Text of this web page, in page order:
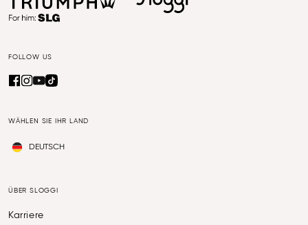
FOLLOW US
WÄHLEN SIE IHR LAND
DEUTSCH
ÜBER SLOGGI
Karriere